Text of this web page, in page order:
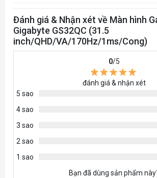
Đánh giá & Nhận xét về Màn hình
Gigabyte GS32QC (31.5
inch/QHD/VA/170Hz/1ms/Cong)
0/5
đánh giá & nhận xét
5 sao
4 sao
3 sao
2 sao
1 sao
Bạn đã dùng sản phẩm